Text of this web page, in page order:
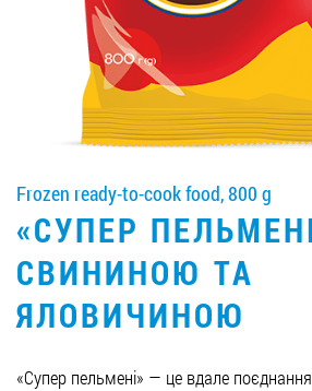
Job vacancies
ORDER PRODUCTS "RUD":
PARTNERSHIP
0412 48 28 17
0412 42 29 23
Frozen ready-to-cook food, 800 g
«СУПЕР
СВИНИНОЮ ТА
ЯЛОВИЧИНОЮ
«Супер пельмені» — це вдале поєднання